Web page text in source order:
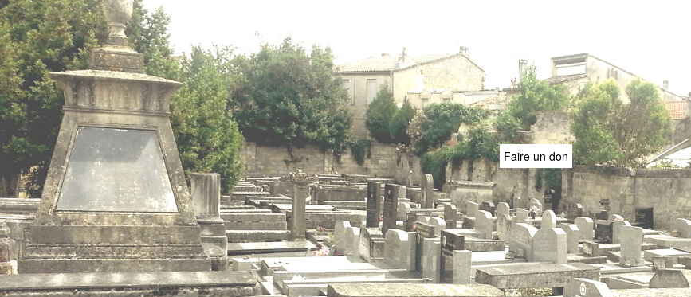
Faire un don